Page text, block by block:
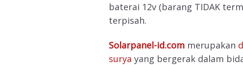
baterai 12v (barang TIDAK
terpisah.
Solarpanel-id.com merupakan
surya yang bergerak dalam